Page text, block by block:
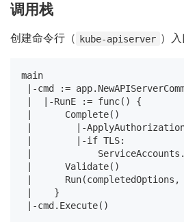
调用栈
创建命令行（ kube-apiserver ）入
main
|-cmd :=
|  |-RunE := func() {
|      Complete()
|        |-
|        |-if TLS:
|
|      Validate()
|      Run(completedOptions,
|    }